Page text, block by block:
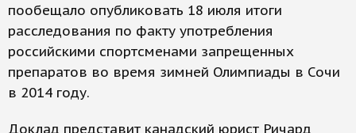
пообещало опубликовать 18 июля итоги
расследования по факту употребления
российскими спортсменами запрещенных
препаратов во время зимней Олимпиады в Сочи
в 2014 году.
Доклад представит канадский юрист Ричард